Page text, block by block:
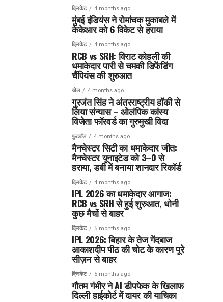
क्रिकेट 4 months ago
मुंबई इंडियंस ने रोमांचक मुकाबले में
केकेआर को 6 विकेट से हराया
क्रिकेट 4 months ago
RCB vs SRH: विराट कोहली की
धमाकेदार पारी से चमकी डिफेंडिंग
चैंपियंस की शुरुआत
खेल 4 months ago
गुरजंत सिंह ने अंतरराष्ट्रीय हॉकी से
लिया संन्यास – ओलंपिक कांस्य
विजेता फॉरवर्ड का गुरुमुखी विदा
फुटबॉल 4 months ago
मैनचेस्टर सिटी का धमाकेदार जीत:
मैनचेस्टर यूनाइटेड को 3–0 से
हराया, डर्बी में बनाया शानदार रिकॉर्ड
क्रिकेट 4 months ago
IPL 2026 का धमाकेदार आगाज:
RCB vs SRH से हुई शुरुआत, धोनी
कुछ मैचों से बाहर
क्रिकेट 5 months ago
IPL 2026: बिहार के तेज गेंदबाज
आकाशदीप पीठ की चोट के कारण पूरे
सीज़न से बाहर
क्रिकेट 5 months ago
गौतम गंभीर ने AI डीपफेक के खिलाफ
दिल्ली हाईकोर्ट में दायर की याचिका